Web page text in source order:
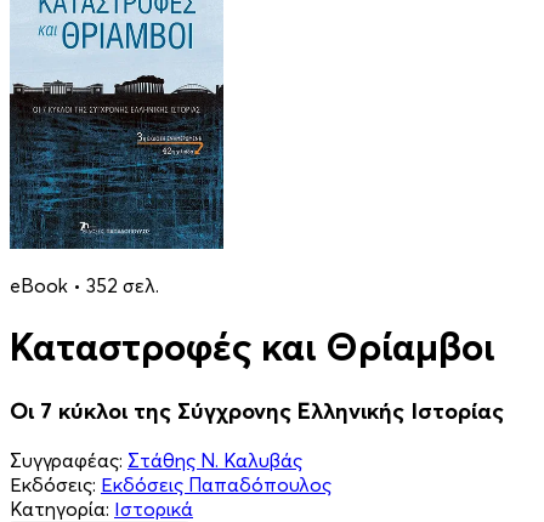
eBook • 352 σελ.
Καταστροφές και Θρίαμβοι
Οι 7 κύκλοι της Σύγχρονης Ελληνικής Ιστορίας
Συγγραφέας: Στάθης Ν. Καλυβάς
Εκδόσεις: Εκδόσεις Παπαδόπουλος
Κατηγορία: Ιστορικά